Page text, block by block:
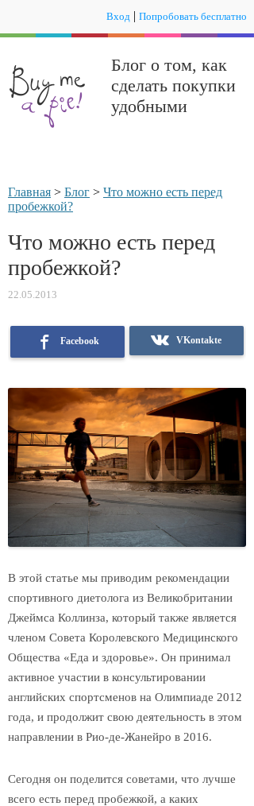
Вход | Попробовать бесплатно
Блог о том, как
сделать покупки
удобными
Главная > Блог > Что можно есть перед
пробежкой?
Что можно есть перед
пробежкой?
22.05.2013
Facebook VKontakte
В этой статье мы приводим рекомендации
спортивного диетолога из Великобритании
Джеймса Коллинза, который также является
членом Совета Королевского Медицинского
Общества «Еда и здоровье». Он принимал
активное участии в консультировании
английских спортсменов на Олимпиаде 2012
года, и продолжит свою деятельность в этом
направлении в Рио-де-Жанейро в 2016.
Сегодня он поделится советами, что лучше
всего есть перед пробежкой, а каких